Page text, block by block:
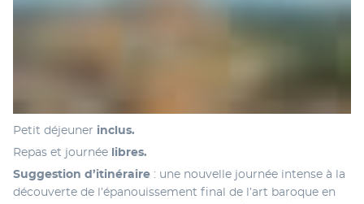
Petit déjeuner inclus.
Repas et journée libres.
Suggestion d’itinéraire : une nouvelle journée intense à la
découverte de l’épanouissement final de l’art baroque en